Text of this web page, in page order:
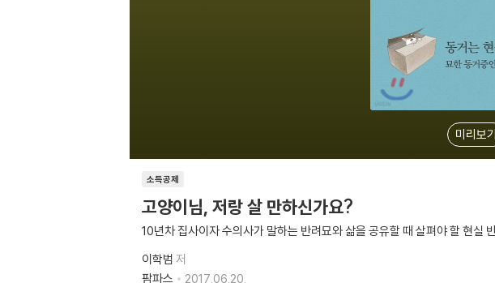
미리보기
소득공제
고양이님, 저랑 살 만하신가요?
10년차 집사이자 수의사가 말하는 반려묘와 삶을 공유할 때 살펴야 할 현실
이학범 저
팜파스
2017.06.20.